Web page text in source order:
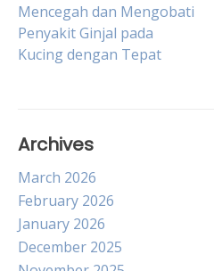
Post
navigation
Mencegah dan Mengobati
Penyakit Ginjal pada
Kucing dengan Tepat
Archives
March 2026
February 2026
January 2026
December 2025